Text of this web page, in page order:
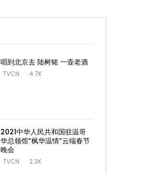
唱到北京去 陆树铭 一壶老酒
TVCN 4.7K
2021中华人民共和国驻温哥
华总领馆“枫华温情”云端春节
晚会
TVCN 2.2K